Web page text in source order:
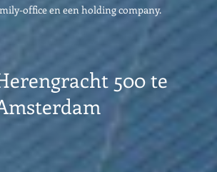
office en een holding company.
500 te